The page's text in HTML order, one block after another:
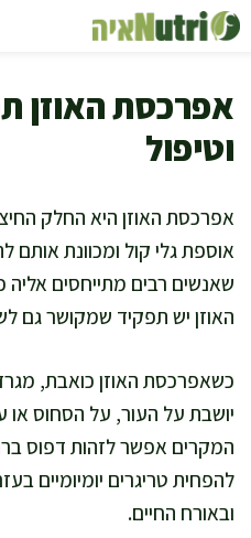
לדלג
לתוכן
אפרכסת האוזן
וטיפול
אפרכסת האוזן היא החלק
אוספת גלי קול ומכוונת אותם
שאנשים רבים מתייחסים
האוזן יש תפקיד שמקושר גם
כשאפרכסת האוזן כואבת,
יושבת על העור, על הסחוס או
המקרים אפשר לזהות דפוס
להפחית טריגרים יומיומיים
ובאורח החיים.